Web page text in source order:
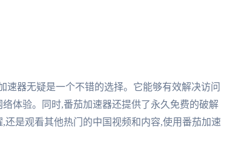
速器无疑是一个不错的选择。它能够有效解决访问
体验。同时,番茄加速器还提供了永久免费的破解
是观看其他热门的中国视频和内容,使用番茄加速